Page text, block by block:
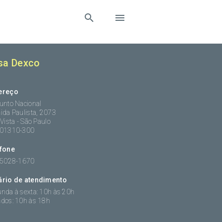
Dexco
Nacional
Paulista, 2073
- São Paulo
300
1670
de atendimento
à sexta: 10h às 20h
10h às 18h